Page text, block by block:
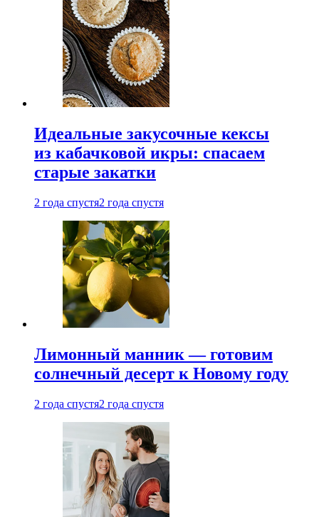
Идеальные закусочные кексы
из кабачковой икры: спасаем
старые закатки
2 года спустя2 года спустя
Лимонный манник — готовим
солнечный десерт к Новому году
2 года спустя2 года спустя